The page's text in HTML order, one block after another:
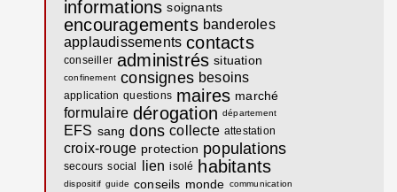
informations soignants
encouragements banderoles
applaudissements contacts
conseiller administrés situation
confinement consignes besoins
application questions maires marché
formulaire dérogation département
EFS sang dons collecte attestation
croix-rouge protection populations
secours social lien isolé habitants
dispositif guide conseils monde communication